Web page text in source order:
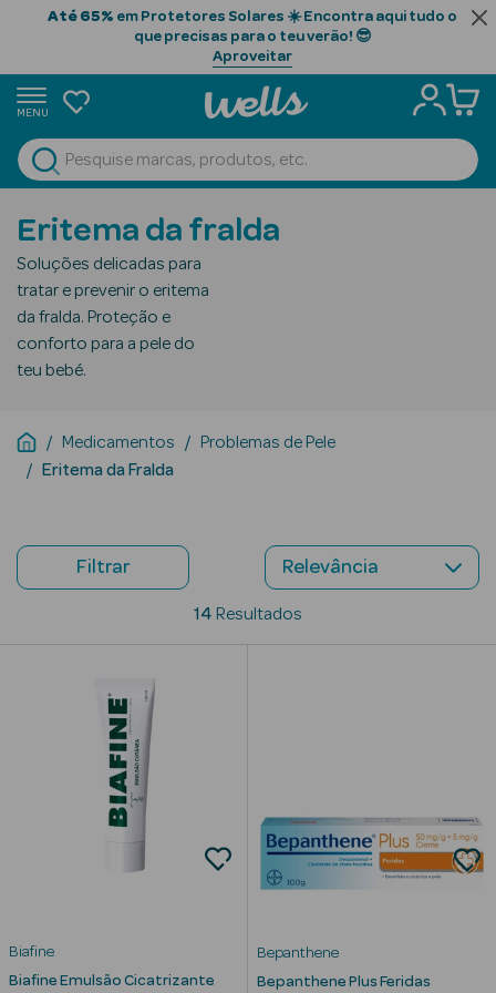
Até 65% em Protetores Solares ☀️ Encontra aqui tudo o
que precisas para o teu verão! 😎
Aproveitar
MENU
Ver Tudo
Beauty Season
Profissional
Beauty Season
Beauty Season
Cosmética
Cuidados de
Cabelo
Beauty Season
Maquilhagem
Beauty Season
Nutricosmética
Beauty Season
Eritema da fralda
Soluções delicadas para
tratar e prevenir o eritema
da fralda. Proteção e
conforto para a pele do
teu bebé.
Medicamentos
Problemas de Pele
Eritema da Fralda
Filtrar
14 Resultados
Biafine
Biafine Emulsão Cicatrizante
Bepanthene
Bepanthene Plus Feridas